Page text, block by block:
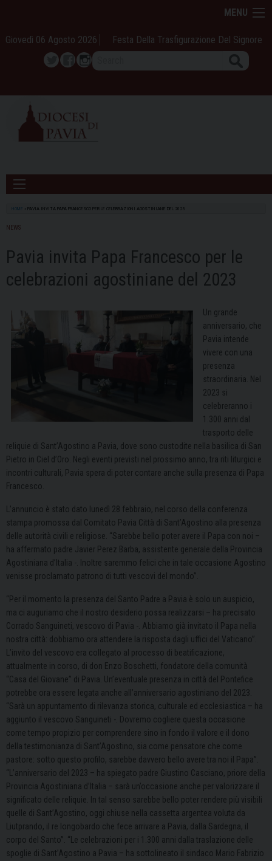
content
MENU
Giovedì 06 Agosto 2026 Festa Della Trasfigurazione Del Signore
TwitterFacebook
Instagram
HOME PAVIA INVITA PAPA FRANCESCO PER LE CELEBRAZIONI AGOSTINIANE DEL 2023
NEWS
Pavia invita Papa Francesco per le
celebrazioni agostiniane del 2023
Un grande
anniversario, che
Pavia intende
vivere con una
presenza
straordinaria. Nel
2023 si
celebreranno i
1.300 anni dal
trasporto delle
reliquie di Sant’Agostino a Pavia, dove sono custodite nella basilica di San
Pietro in Ciel d’Oro. Negli eventi previsti nel prossimo anno, tra riti liturgici e
incontri culturali, Pavia spera di poter contare anche sulla presenza di Papa
Francesco.
L’annuncio è stato dato lunedì 28 febbraio, nel corso della conferenza
stampa promossa dal Comitato Pavia Città di Sant’Agostino alla presenza
delle autorità civili e religiose. “Sarebbe bello poter avere il Papa con noi –
ha affermato padre Javier Perez Barba, assistente generale della Provincia
Agostiniana d’Italia -. Inoltre saremmo felici che in tale occasione Agostino
venisse proclamato patrono di tutti vescovi del mondo”.
“Per il momento la presenza del Santo Padre a Pavia è solo un auspicio,
ma ci auguriamo che il nostro desiderio possa realizzarsi – ha precisato
Corrado Sanguineti, vescovo di Pavia -. Abbiamo già invitato il Papa nella
nostra città: dobbiamo ora attendere la risposta dagli uffici del Vaticano”.
L’invito del vescovo era collegato al processo di beatificazione,
attualmente in corso, di don Enzo Boschetti, fondatore della comunità
“Casa del Giovane” di Pavia. Un’eventuale presenza in città del Pontefice
potrebbe ora essere legata anche all’anniversario agostiniano del 2023.
“Sarà un appuntamento di rilevanza storica, culturale ed ecclesiastica – ha
aggiunto il vescovo Sanguineti -. Dovremo cogliere questa occasione
come tempo propizio per comprendere sino in fondo il valore e il dono
della testimonianza di Sant’Agostino, sia come pensatore che come
pastore: sotto questo profilo, sarebbe davvero bello avere tra noi il Papa”.
“L’anniversario del 2023 – ha spiegato padre Giustino Casciano, priore della
Provincia Agostiniana d’Italia – sarà un’occasione anche per valorizzare il
significato delle reliquie. In tal senso sarebbe bello poter rendere più visibili
quelle di Sant’Agostino, oggi chiuse nella cassetta argentea voluta da
Liutprando, il re longobardo che fece arrivare a Pavia, dalla Sardegna, il
corpo del Santo”. “Le celebrazioni per i 1.300 anni dalla traslazione delle
spoglie di Sant’Agostino a Pavia – ha sottolineato il sindaco Mario Fabrizio